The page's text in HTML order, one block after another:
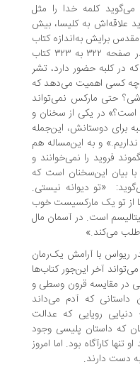
کلمه خدا را مثل
به کلیسا، بیش
به‌اندازه کتاب
سرمایه مارکس غیرقابل خواندن است. در صفحه ۳۲۲ به ۳۲۳ کتاب
حضور دارد، تشر
اهمیت می‌دهد که
مارکس نمی‌تواند
یکی از سخنان و
این‌جمله
و به این‌مساله هم
را نمی‌خوانند و
این‌سخنان است که
دیوانه نیستی.
یک مارکسیست خوب
است. در آسمان مال
با آرامش یک‌رمان
این‌جور کتاب‌ها
قرون وسطی و
که آدم می‌داند
که عدالت
پلیسی وجود
بود. اما امروز
دارند.